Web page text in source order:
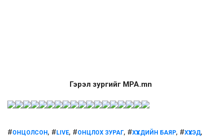
Гэрэл зургийг MPA.mn
#ОНЦОЛСОН, # LIVE, #ОНЦЛОХ ЗУРАГ, #ХҮҮХДИЙН БАЯР, #ХҮҮХЭД,